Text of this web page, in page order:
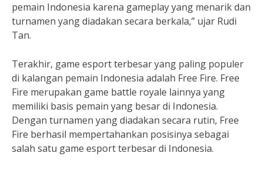
pemain Indonesia karena gameplay yang menarik dan
turnamen yang diadakan secara berkala,” ujar Rudi
Tan.
Terakhir, game esport terbesar yang paling populer
di kalangan pemain Indonesia adalah Free Fire. Free
Fire merupakan game battle royale lainnya yang
memiliki basis pemain yang besar di Indonesia.
Dengan turnamen yang diadakan secara rutin, Free
Fire berhasil mempertahankan posisinya sebagai
salah satu game esport terbesar di Indonesia.